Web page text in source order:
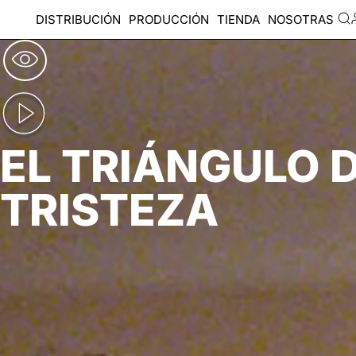
DISTRIBUCIÓN PRODUCCIÓN TIENDA NOSOTRAS
EL TRIÁNGULO
TRISTEZA